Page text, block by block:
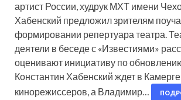
артист России, худрук МХТ имени
Хабенский предложил зрителям
формировании репертуара театра.
деятели в беседе с «Известиями»
оценивают инициативу по
Константин Хабенский ждет в
кинорежиссеров, а Владимир…